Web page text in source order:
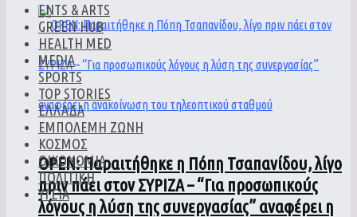
ΟPEN: Παραιτήθηκε η Πόπη Τσαπανίδου, λίγο
πριν πάει στον ΣΥΡΙΖΑ – “Για προσωπικούς
λόγους η λύση της συνεργασίας” αναφέρει η
ENTS & ARTS
GREEN HUB
HEALTH MED
MEDIA
SPORTS
TOP STORIES
ΕΛΛΑΔΑ
ΕΜΠΟΛΕΜΗ ΖΩΝΗ
ΚΟΣΜΟΣ
ΟΙΚΟΝΟΜΙΑ
ΠΟΛΙΤΙΚΗ
ΥΓΕΙΑ